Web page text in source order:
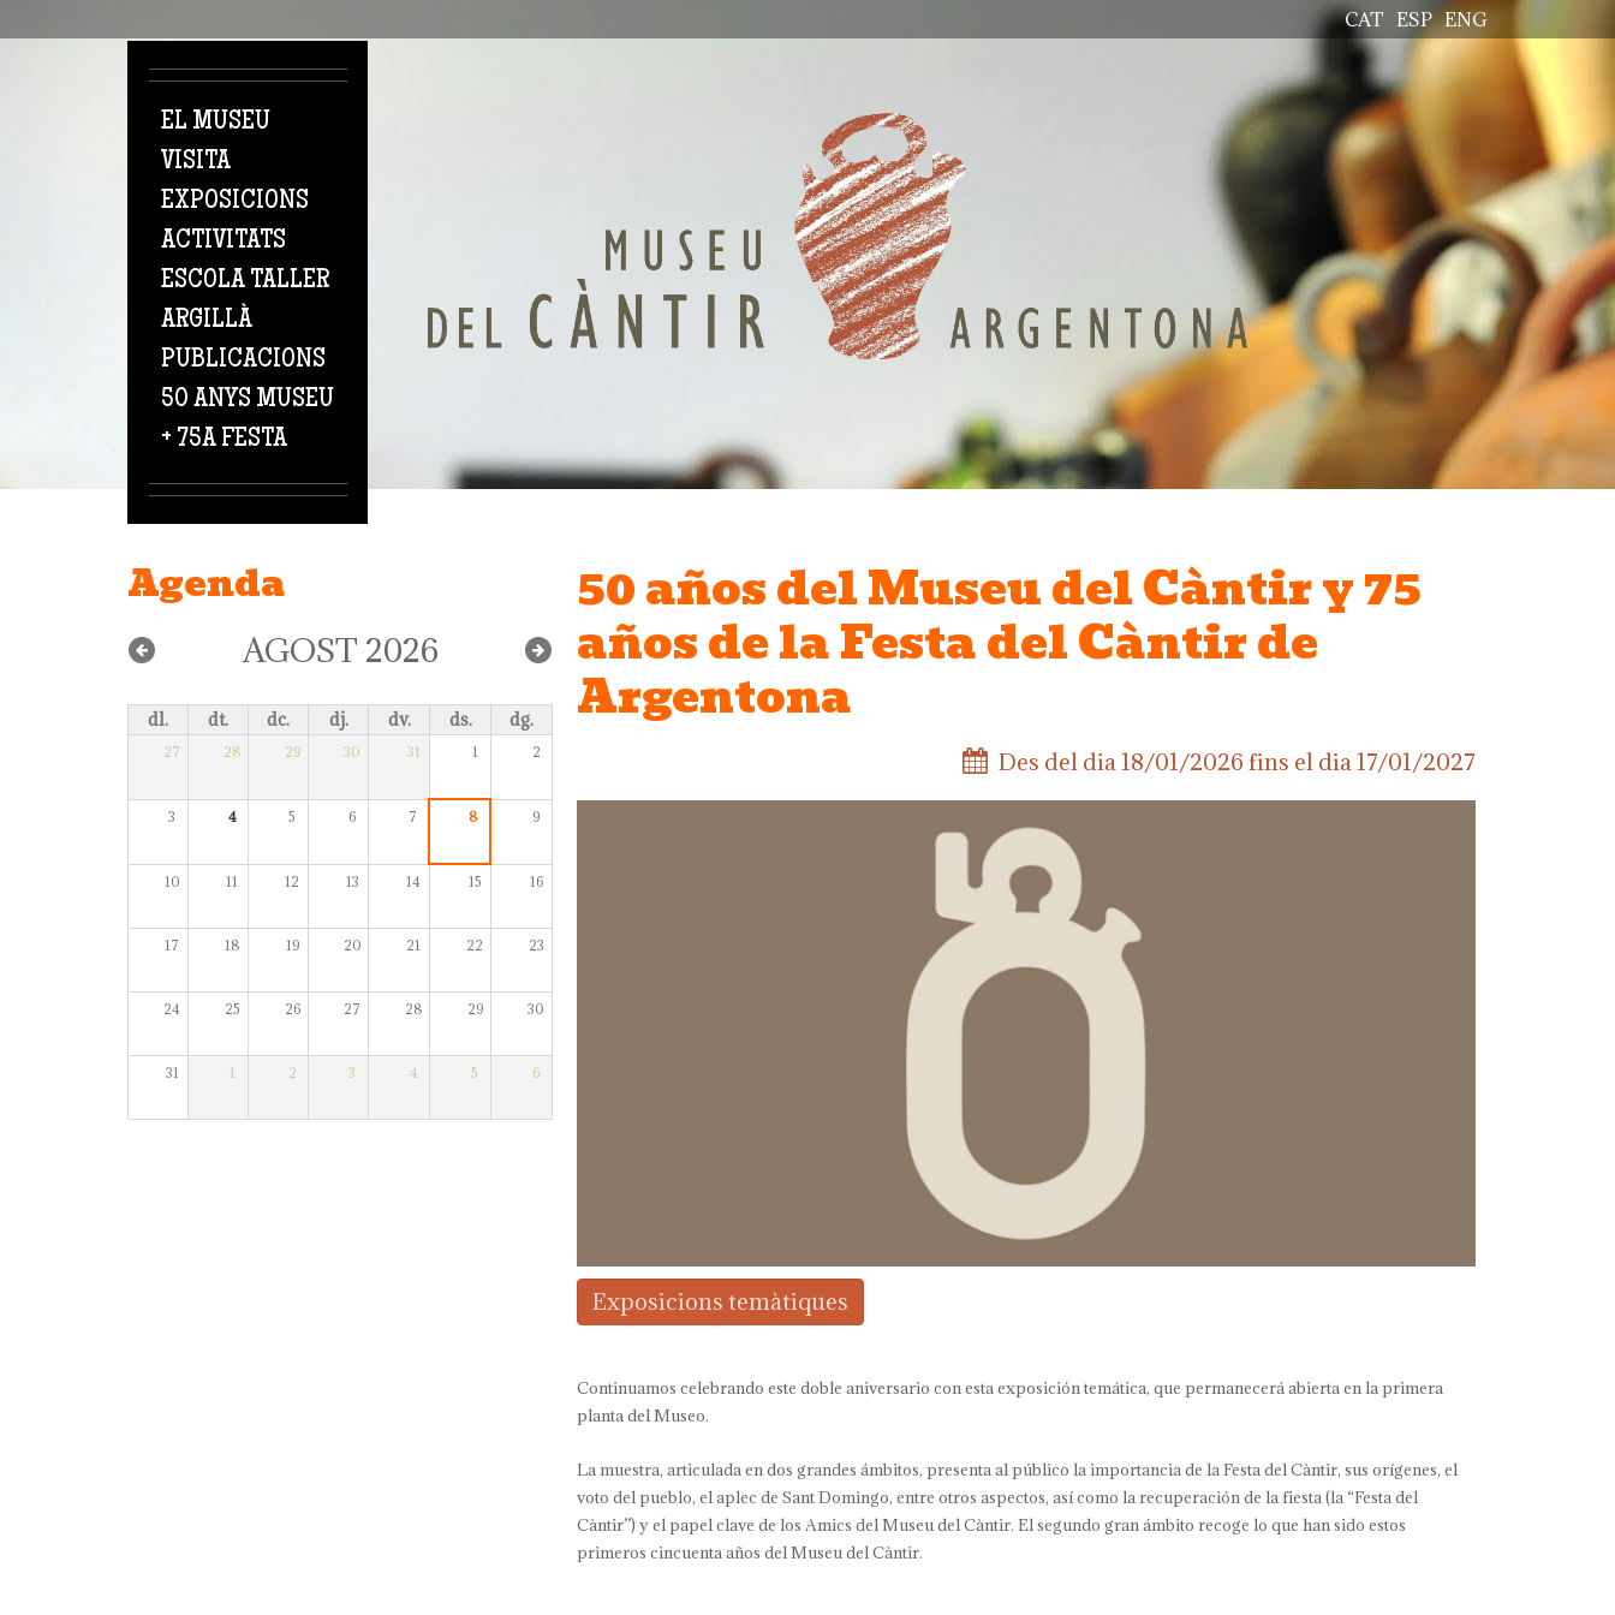
ENG
ESP
CAT
EL MUSEU
VISITA
EXPOSICIONS
ACTIVITATS
ESCOLA TALLER
ARGILLÀ
PUBLICACIONS
50 ANYS MUSEU
+ 75A FESTA
Agenda
AGOST 2026
dl. dt. dc. dj. dv. ds. dg.
27 28 29 30 31 1 2
3 4 5 6 7 8 9
10 11 12 13 14 15 16
17 18 19 20 21 22 23
24 25 26 27 28 29 30
31 1 2 3 4 5 6
50 años del Museu del Càntir y 75
años de la Festa del Càntir de
Argentona
Des del dia 18/01/2026 fins el dia 17/01/2027
Exposicions temàtiques
Continuamos celebrando este doble aniversario con esta exposición temática, que permanecerá abierta en la primera
planta del Museo.
La muestra, articulada en dos grandes ámbitos, presenta al público la importancia de la Festa del Càntir, sus orígenes, el
voto del pueblo, el aplec de Sant Domingo, entre otros aspectos, así como la recuperación de la fiesta (la “Festa del
Càntir”) y el papel clave de los Amics del Museu del Càntir. El segundo gran ámbito recoge lo que han sido estos
primeros cincuenta años del Museu del Càntir.